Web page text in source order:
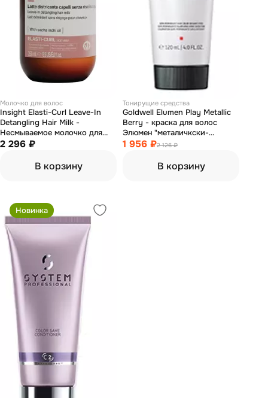
Молочко для волос
Insight Elasti-Curl Leave-In
Detangling Hair Milk -
Несмываемое молочко для
волос 250 мл
2 296 ₽
В корзину
Тонирущие средства
Goldwell Elumen Play Metallic
Berry - краска для волос
Элюмен "металичкски-
ягодный" 120 мл
1 956 ₽2 126 ₽
В корзину
Новинка